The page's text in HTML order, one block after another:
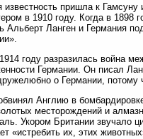
известность пришла к
в 1910 году. Когда в 1898
Альберт Ланген и Германия
году разразилась война
Германии. Он писал
о Германии, потому
Англию в
месторождений и
Укором Британии звучало
«истребить их, этих